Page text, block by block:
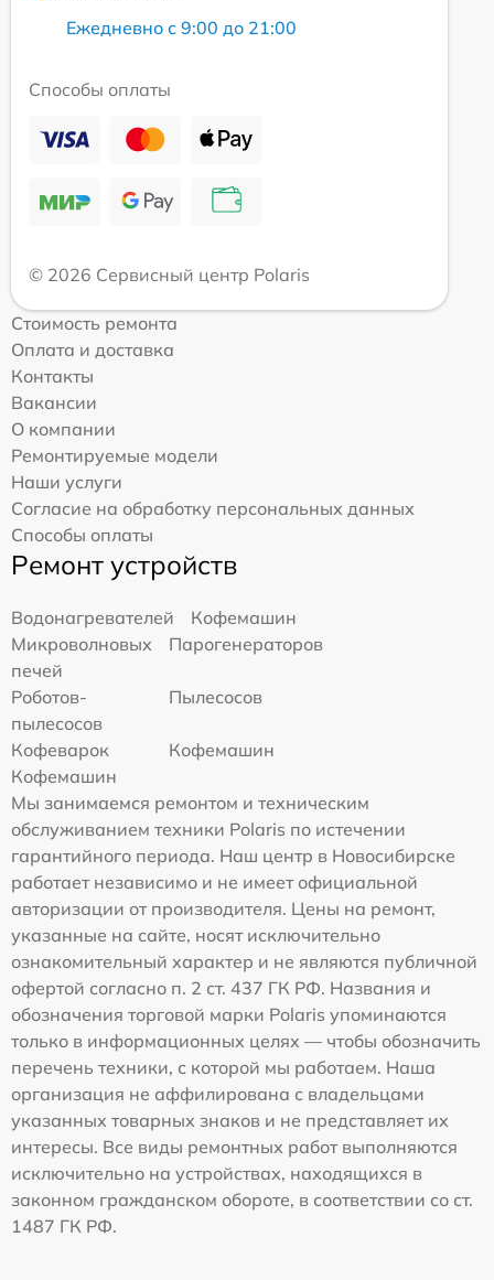
Ежедневно с 9:00 до 21:00
Способы оплаты
© 2026 Сервисный центр Polaris
Стоимость ремонта
Оплата и доставка
Контакты
Вакансии
О компании
Ремонтируемые модели
Наши услуги
Согласие на обработку персональных данных
Способы оплаты
Ремонт устройств
Водонагревателей
Кофемашин
Микроволновых
печей
Парогенераторов
Роботов-
пылесосов
Пылесосов
Кофеварок
Кофемашин
Кофемашин
Мы занимаемся ремонтом и техническим
обслуживанием техники Polaris по истечении
гарантийного периода. Наш центр в Новосибирске
работает независимо и не имеет официальной
авторизации от производителя. Цены на ремонт,
указанные на сайте, носят исключительно
ознакомительный характер и не являются публичной
офертой согласно п. 2 ст. 437 ГК РФ. Названия и
обозначения торговой марки Polaris упоминаются
только в информационных целях — чтобы обозначить
перечень техники, с которой мы работаем. Наша
организация не аффилирована с владельцами
указанных товарных знаков и не представляет их
интересы. Все виды ремонтных работ выполняются
исключительно на устройствах, находящихся в
законном гражданском обороте, в соответствии со ст.
1487 ГК РФ.